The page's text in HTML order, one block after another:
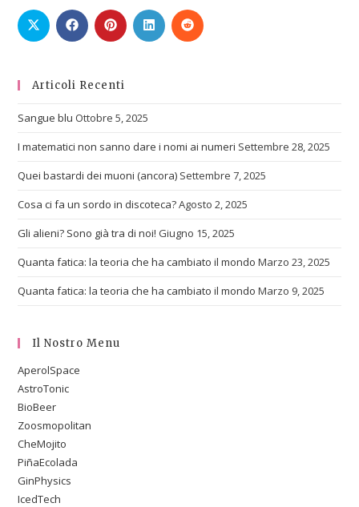
Articoli Recenti
Sangue blu Ottobre 5, 2025
I matematici non sanno dare i nomi ai numeri Settembre 28, 2025
Quei bastardi dei muoni (ancora) Settembre 7, 2025
Cosa ci fa un sordo in discoteca?Agosto 2, 2025
Gli alieni? Sono già tra di noi! Giugno 15, 2025
Quanta fatica: la teoria che ha cambiato il mondo Marzo 23, 2025
Quanta fatica: la teoria che ha cambiato il mondo Marzo 9, 2025
Il Nostro Menu
AperolSpace
AstroTonic
BioBeer
Zoosmopolitan
CheMojito
PiñaEcolada
GinPhysics
IcedTech